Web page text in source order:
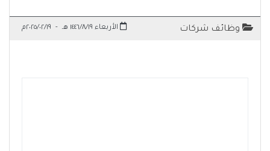
وظائف شركات الأربعاء ١٤٤٦/٨/١٩ هـ - ٢٠٢٥/٠٢/١٩م